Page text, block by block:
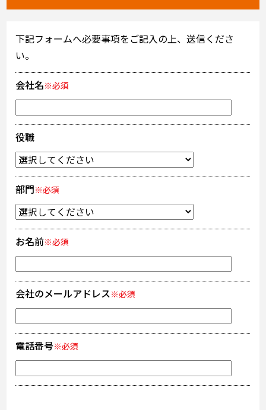
下記フォームへ必要事項をご記入の上、送信くださ
い。
会社名※必須
役職
部門※必須
お名前※必須
会社のメールアドレス※必須
電話番号※必須